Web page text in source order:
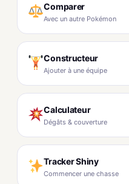
Comparer
Avec un autre Pokémon
Constructeur
Ajouter à une équipe
Calculateur
Dégâts & couverture
Tracker Shiny
Commencer une chasse